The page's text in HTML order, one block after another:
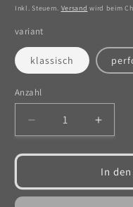
Preis
Inkl. Steuern. Versand wird beim
variant
klassisch
Anzahl
Anzahl
Verringere
die
Menge
Pfannenwender
aus
Erhöhe
die
für
aus
In